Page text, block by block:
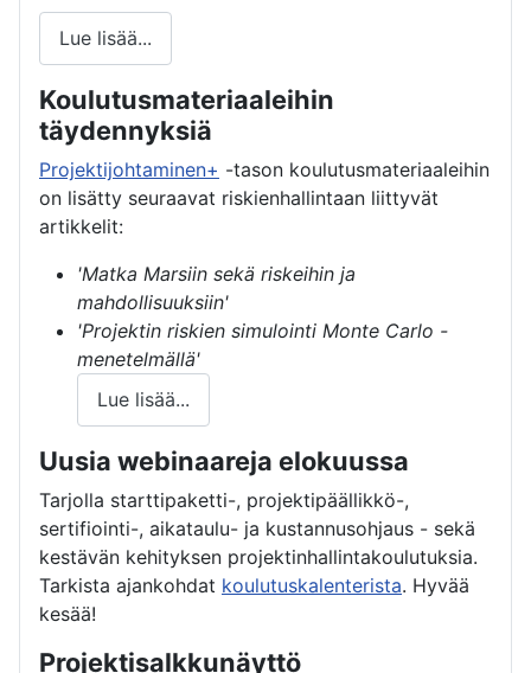
Lue lisää...
Koulutusmateriaaleihin
täydennyksiä
Projektijohtaminen+ -tason koulutusmateriaaleihin
on lisätty seuraavat riskienhallintaan liittyvät
artikkelit:
'Matka Marsiin sekä riskeihin ja
mahdollisuuksiin'
'Projektin riskien simulointi Monte Carlo -
menetelmällä'
Lue lisää...
Uusia webinaareja elokuussa
Tarjolla starttipaketti-, projektipäällikkö-,
sertifiointi-, aikataulu- ja kustannusohjaus - sekä
kestävän kehityksen projektinhallintakoulutuksia.
Tarkista ajankohdat koulutuskalenterista. Hyvää
kesää!
Projektisalkkunäyttö